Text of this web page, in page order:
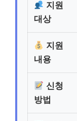
지원
대상
지원
내용
신청
방법